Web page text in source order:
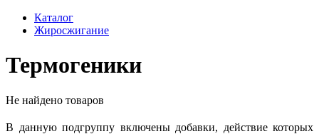
Каталог
Жиросжигание
Термогеники
Не найдено товаров
В данную подгруппу включены добавки, действие которых